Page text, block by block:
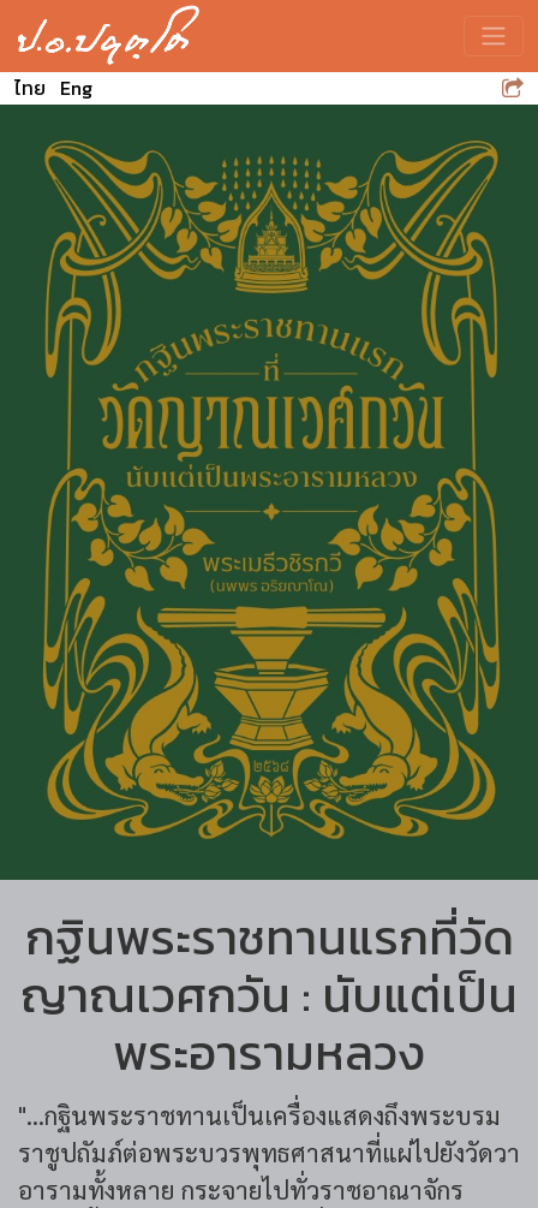
ไทย Eng
กฐินพระราชทานแรกที่วัด
ญาณเวศกวัน : นับแต่เป็น
พระอารามหลวง
"...กฐินพระราชทานเป็นเครื่องแสดงถึงพระบรม
ราชูปถัมภ์ต่อพระบวรพุทธศาสนาที่แผ่ไปยังวัดวา
อารามทั้งหลาย กระจายไปทั่วราชอาณาจักร